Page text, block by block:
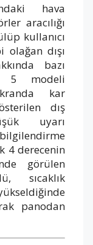
hava
aracılığı
kullanıcı
olağan dışı
bazı
5 modeli
kar
dış
uyarı
4 derecenin
görülen
sıcaklık
panodan